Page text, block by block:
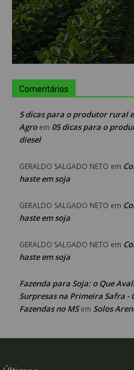
Comentários
5 dicas para o produtor rural
Agroem 05 dicas para o
diesel
GERALDO SALGADO NETO em
haste em soja
GERALDO SALGADO NETO em
haste em soja
GERALDO SALGADO NETO em
haste em soja
Fazenda para Soja: o Que
Surpresas na Primeira Safra
Fazendas no MSem Solos